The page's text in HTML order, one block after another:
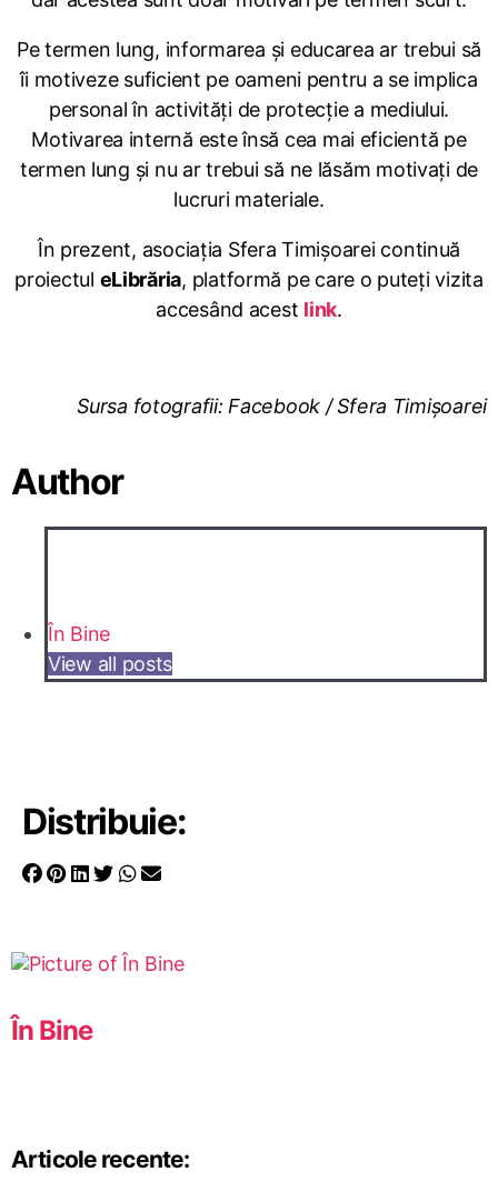
Pe termen lung, informarea și educarea ar trebui să
îi motiveze suficient pe oameni pentru a se implica
personal în activități de protecție a mediului.
Motivarea internă este însă cea mai eficientă pe
termen lung și nu ar trebui să ne lăsăm motivați de
lucruri materiale.
În prezent, asociația Sfera Timișoarei continuă
proiectul eLibrăria, platformă pe care o puteți vizita
accesând acest link.
Sursa fotografii: Facebook / Sfera Timișoarei
Author
În Bine
View all posts
Distribuie:
În Bine
Articole recente: